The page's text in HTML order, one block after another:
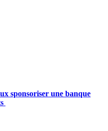
sponsoriser une banque